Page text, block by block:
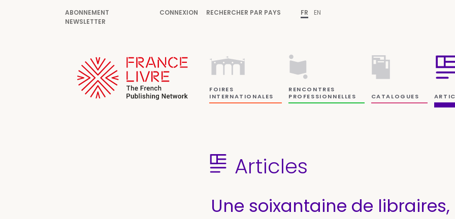
ABONNEMENT
NEWSLETTER
CONNEXION RECHERCHER PAR PAYS FR EN
FOIRES
INTERNATIONALES
RENCONTRES
PROFESSIONNELLES
CATALOGUES
Articles
Une soixantaine de libraires,